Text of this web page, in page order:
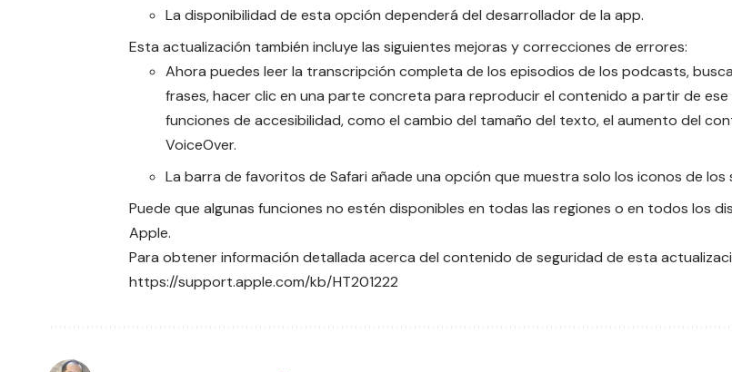
La disponibilidad de esta opción dependerá del desarrollador de la app.
Esta actualización también incluye las siguientes mejoras y correcciones de errores:
Ahora puedes leer la transcripción completa de los episodios de los podcasts,
frases, hacer clic en una parte concreta para reproducir el contenido a partir de
funciones de accesibilidad, como el cambio del tamaño del texto, el aumento del
VoiceOver.
La barra de favoritos de Safari añade una opción que muestra solo los iconos de los
Puede que algunas funciones no estén disponibles en todas las regiones o en todos los
Apple.
Para obtener información detallada acerca del contenido de seguridad de esta
https://support.apple.com/kb/HT201222